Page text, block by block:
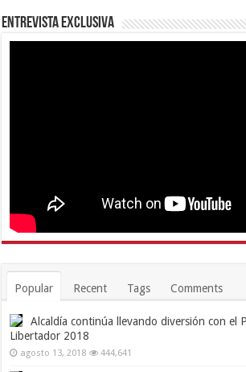
Entrevista Exclusiva
Popular Recent Tags Comments
Alcaldía continúa llevando diversión con el
Libertador 2018
agosto 13, 2018 444,641